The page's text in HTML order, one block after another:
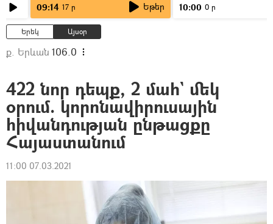
09:14 17 ր Եթեր 10:00 0 ր
Երեկ Այսօր
ք. Երևան 106.0
422 նոր դեպք, 2 մահ` մեկ
օրում. կորոնավիրուսային
հիվանդության ընթացքը
Հայաստանում
11:00 07.03.2021